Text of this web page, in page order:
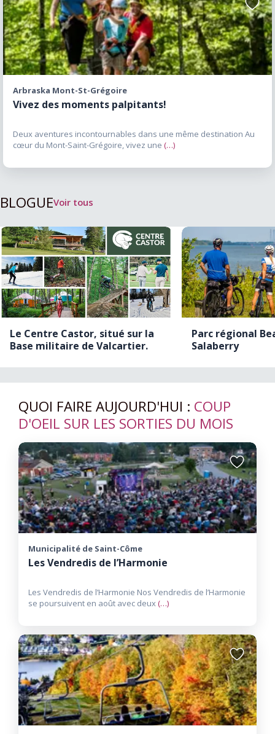
permettent de découvrir davantage la région
tout en réalisant des économies. Pourquoi
visiter le Haut-Richelieu Le Haut-Richelieu
combine parfaitement histoire, nature, culture
et activités récréatives. Entre le Canal de
Richelieu, le Vieux-Saint-Jean, Venise-en-
Québec, la rivière Richelieu et l’International de
montgolfières, les visiteurs découvrent une
destination riche en expériences et en
d’activités nautiques ou simplement à la
recherche d’une escapade près de Montréal, le
Haut-Richelieu constitue une destination
incontournable à découvrir en toute saison.
aux
favoris
Arbraska Mont-St-Grégoire
Vivez des moments palpitants!
Deux aventures incontournables dans une même destination Au
cœur du Mont-Saint-Grégoire, vivez une (…)
BLOGUEVoir tous
Le Centre Castor, situé sur la
Base militaire de Valcartier.
Parc régional
Salaberry
QUOI FAIRE AUJOURD'HUI : COUP
D'OEIL SUR LES SORTIES DU MOIS
Ajouter
aux
favoris
Municipalité de Saint-Côme
Les Vendredis de l’Harmonie
Les Vendredis de l’Harmonie Nos Vendredis de l’Harmonie
se poursuivent en août avec deux (…)
Ajouter
aux
favoris